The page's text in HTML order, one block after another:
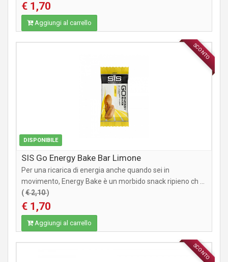
€ 1,70
Aggiungi al carrello
SCONTO
DISPONIBILE
INTEGRATORI
SIS Go Energy Bake Bar Limone
Per una ricarica di energia anche quando sei in
movimento, Energy Bake è un morbido snack ripieno ch ...
(€ 2,10)
€ 1,70
Aggiungi al carrello
SCONTO
INTEGRATORI